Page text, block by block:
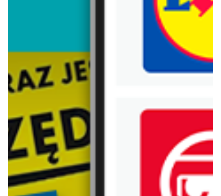
Trafiłeś na nieaktualną gazetkę
Zobacz aktualne gazetki Blix!
aktualna
LEWIATAN
już za 7 dni